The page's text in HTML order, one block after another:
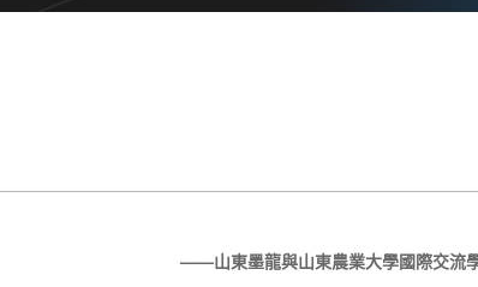
——山東墨龍與山東農業大學國際交流